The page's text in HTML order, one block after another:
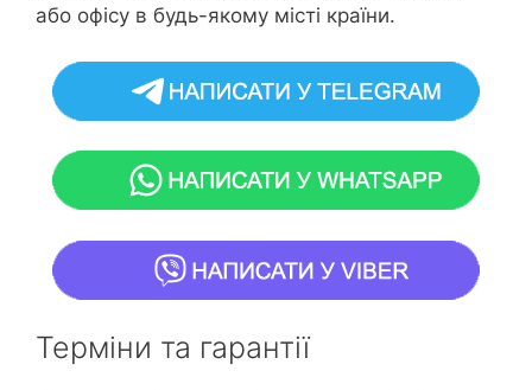
або офісу в будь-якому місті країни.
Терміни та гарантії